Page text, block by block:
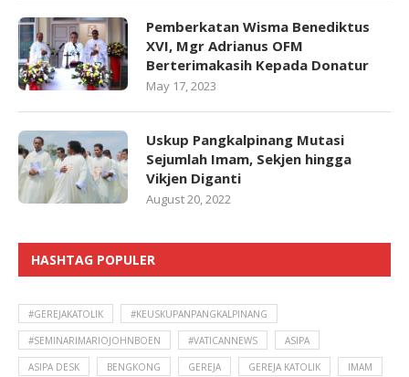
Pemberkatan Wisma Benediktus
XVI, Mgr Adrianus OFM
Berterimakasih Kepada Donatur
May 17, 2023
Uskup Pangkalpinang Mutasi
Sejumlah Imam, Sekjen hingga
Vikjen Diganti
August 20, 2022
HASHTAG POPULER
#GEREJAKATOLIK #KEUSKUPANPANGKALPINANG
#SEMINARIMARIOJOHNBOEN #VATICANNEWS ASIPA
ASIPA DESK BENGKONG GEREJA GEREJA KATOLIK IMAM